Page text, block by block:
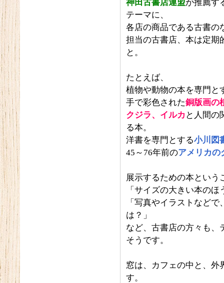
神田古書店連盟が推薦す
テーマに、
各店の商品である古書の
担当の古書店、本は定期
と。
たとえば、
植物や動物の本を専門と
手で彩色された銅版画の
クジラ、イルカ と人間の
る本。
洋書を専門とする小川図
45～76年前のアメリカの
展示するための本という
「サイズの大きい本の
「写真やイラストなど
は？」
など、古書店の方々も、
そうです。
窓は、カフェの中と、外
す。